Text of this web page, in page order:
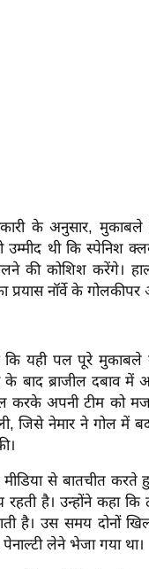
के अनुसार,
उम्मीद थी कि स्पेनिश
की कोशिश करेंगे।
प्रयास नॉर्वे के
कि यही पल पूरे
के बाद ब्राजील दबाव में
करके अपनी टीम को
जिसे नेमार ने गोल में
से बातचीत करते
है। उन्होंने कहा
है। उस समय दोनों
पेनाल्टी लेने भेजा गया था।